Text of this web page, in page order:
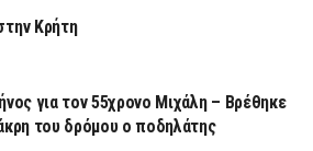
Κρήτη
για τον 55χρονο Μιχάλη – Βρέθηκε
του δρόμου ο ποδηλάτης